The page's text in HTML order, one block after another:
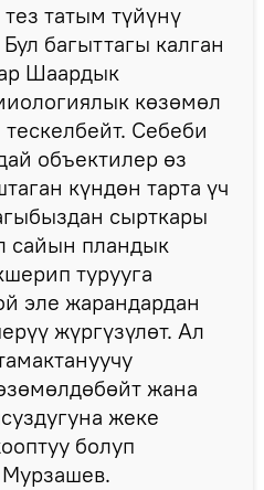
татым түйүнү
багыттагы калган
Шаардык
көзөмөл
Себеби
объектилер өз
күндөн тарта үч
сырткары
сайын пландык
турууга
эле жарандардан
жүргүзүлөт. Ал
жана
жеке
болуп